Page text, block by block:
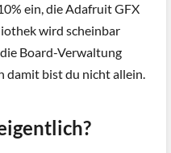
ein, die Adafruit GFX
wird scheinbar
Board-Verwaltung
damit bist du nicht allein.